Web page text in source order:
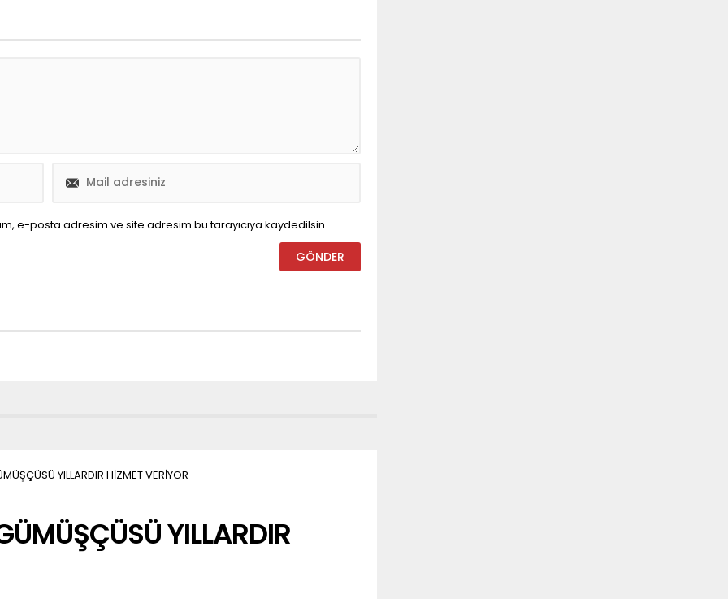
yarışmanın
şunları söyledi: “Bayram
e-posta adresim ve site adresim bu tarayıcıya kaydedilsin.
YILLARDIR HİZMET VERİYOR
YILLARDIR